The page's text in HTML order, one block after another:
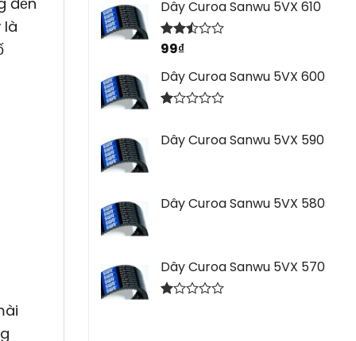
Dây Curoa Sanwu 5VX 610
Được
hạng
2.44
5 sao
99₫
Dây Curoa Sanwu 5VX 600
hạng
Dây Curoa Sanwu 5VX 590
Dây Curoa Sanwu 5VX 580
Dây Curoa Sanwu 5VX 570
là